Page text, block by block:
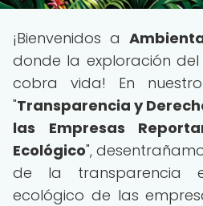
¡Bienvenidos a
donde la exploración
cobra vida! En
"Transparencia y
las Empresas
Ecológico",
de la transparencia
ecológico de las